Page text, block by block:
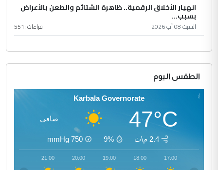
انهيار الأخلاق الرقمية.. ظاهرة الشتائم والطعن بالأعراض
بسبب...
السبت 08 آب 2026 قراءات :551
الطقس اليوم
Karbala Governorate
47°C صافي
2.4 م\ث 9%
750
mmHg
17:00
18:00
19:00
20:00
21:00